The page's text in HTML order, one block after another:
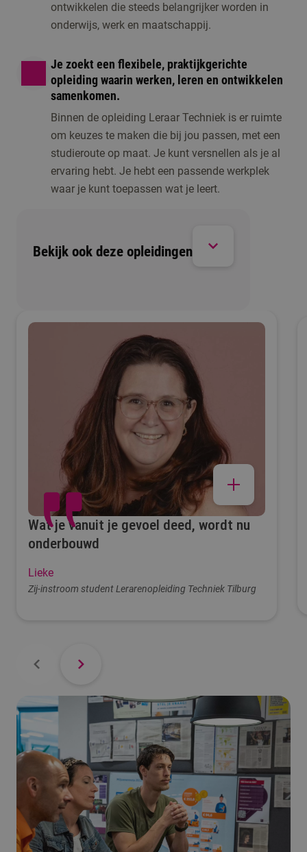
ontwikkelen die steeds belangrijker worden in
onderwijs, werk en maatschappij.
Je zoekt een flexibele, praktijkgerichte
opleiding waarin werken, leren en ontwikkelen
samenkomen.
Binnen de opleiding Leraar Techniek is er ruimte
om keuzes te maken die bij jou passen, met een
studieroute op maat. Je kunt versnellen als je al
ervaring hebt. Je hebt een passende werkplek
waar je kunt toepassen wat je leert.
Bekijk ook deze opleidingen
Wat je vanuit je gevoel deed, wordt nu
onderbouwd
Lieke
Zij-instroom student Lerarenopleiding Techniek Tilburg